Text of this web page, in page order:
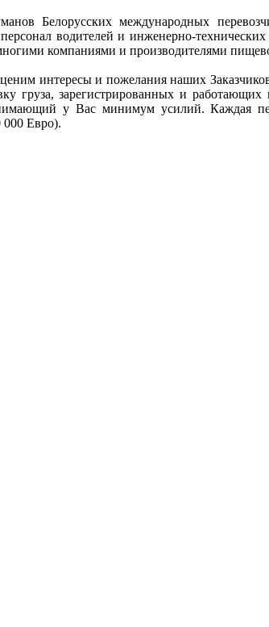
Белорусских международных
водителей и инженерно-
компаниями и производителями
интересы и пожелания наших
груза, зарегистрированных и
у Вас минимум усилий. Каждая
000 Евро).